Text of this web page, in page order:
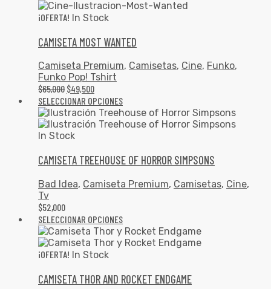
¡OFERTA! In Stock
CAMISETA MOST WANTED
Camiseta Premium, Camisetas, Cine, Funko,
Funko Pop! Tshirt
$65,000 $49,500
SELECCIONAR OPCIONES
In Stock
CAMISETA TREEHOUSE OF HORROR SIMPSONS
Bad Idea, Camiseta Premium, Camisetas, Cine,
Tv
$52,000
SELECCIONAR OPCIONES
¡OFERTA! In Stock
CAMISETA THOR AND ROCKET ENDGAME